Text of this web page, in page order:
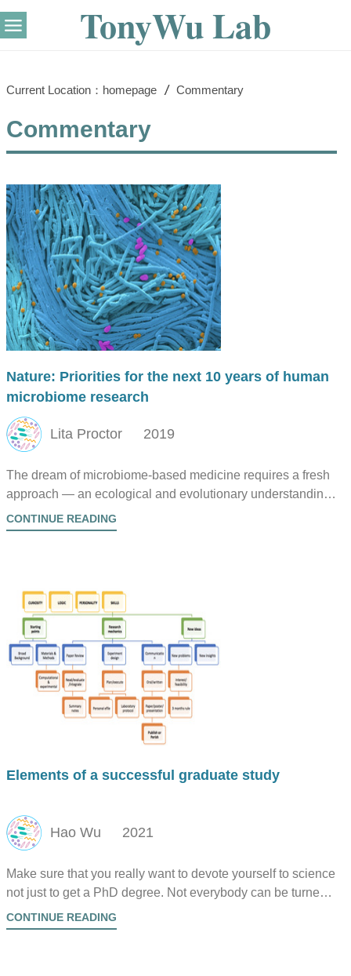
TonyWu Lab
Current Location： homepage Commentary
Commentary
Nature: Priorities for the next 10 years of human
microbiome research
Lita Proctor 2019
The dream of microbiome-based medicine requires a fresh
approach — an ecological and evolutionary understanding
of host-microbe interactions — argues Lita Proctor.
CONTINUE READING
Elements of a successful graduate study
Hao Wu 2021
Make sure that you really want to devote yourself to science
not just to get a PhD degree. Not everybody can be turned
on by Science! If not, try something else.
CONTINUE READING